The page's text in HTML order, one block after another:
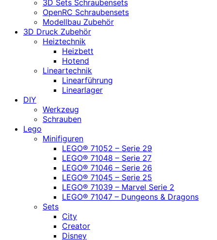
3D Sets Schraubensets
OpenRC Schraubensets
Modellbau Zubehör
3D Druck Zubehör
Heiztechnik
Heizbett
Hotend
Lineartechnik
Linearführung
Linearlager
DIY
Werkzeug
Schrauben
Lego
Minifiguren
LEGO® 71052 – Serie 29
LEGO® 71048 – Serie 27
LEGO® 71046 – Serie 26
LEGO® 71045 – Serie 25
LEGO® 71039 – Marvel Serie 2
LEGO® 71047 – Dungeons & Dragons
Sets
City
Creator
Disney